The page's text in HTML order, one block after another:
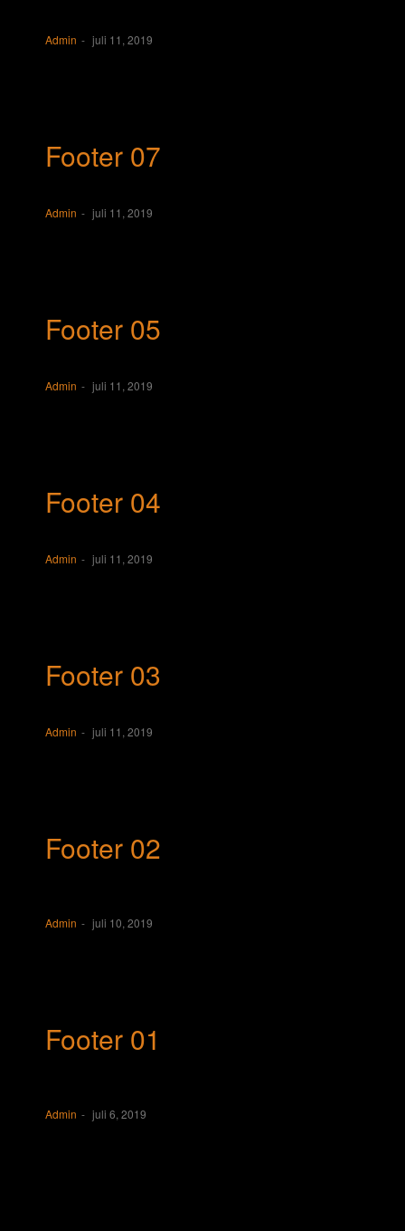
Admin juli 11, 2019
Footer 07
Admin juli 11, 2019
Footer 05
Admin juli 11, 2019
Footer 04
Admin juli 11, 2019
Footer 03
Admin juli 11, 2019
Footer 02
Admin juli 10, 2019
Footer 01
Admin juli 6, 2019